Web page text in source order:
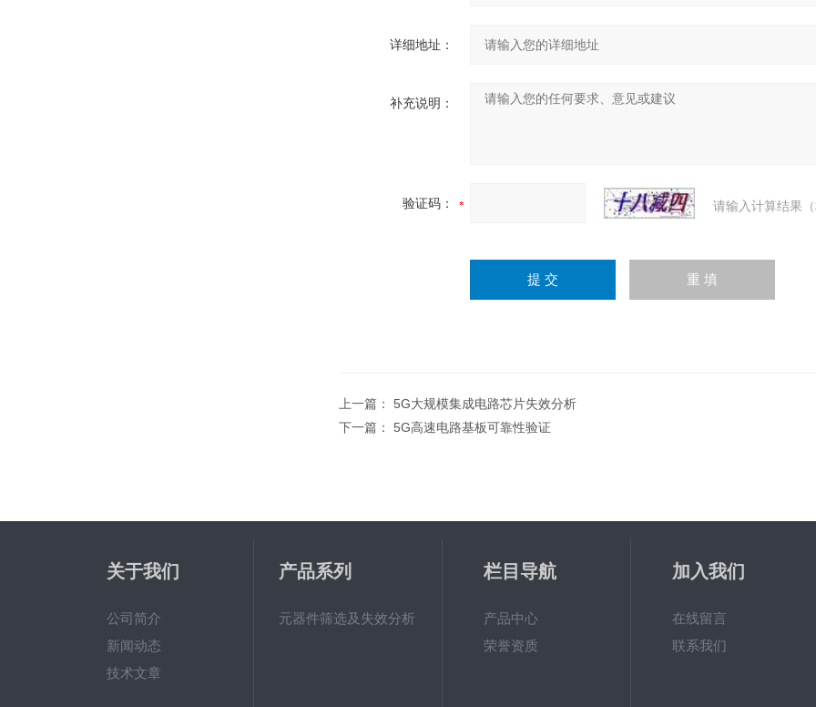
详细地址：
补充说明：
验证码： 请输入计算结果
上一篇： 5G大规模集成电路芯片失效分析
下一篇： 5G高速电路基板可靠性验证
关于我们
公司简介
新闻动态
技术文章
产品系列
元器件筛选及失效分析
栏目导航
产品中心
荣誉资质
加入我们
在线留言
联系我们